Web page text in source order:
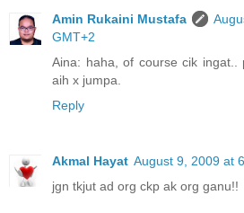
Amin Rukaini Mustafa
GMT+2
Aina: haha, of course cik ingat..
aih x jumpa.
Reply
Akmal Hayat August 9, 2009 at
jgn tkjut ad org ckp ak org ganu!!